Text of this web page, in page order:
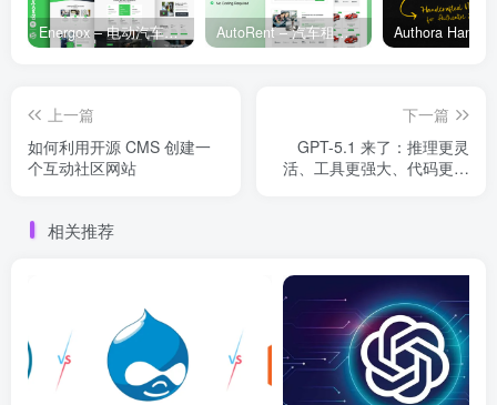
Energox – 电动汽车充电站 Elementor 模板套件 AutoRent – 汽车租赁服务 Elementor 模板套件
上一篇
如何利用开源 CMS 创建一
个互动社区网站
下一篇
GPT-5.1 来了：推理更灵
活、工具更强大、代码更可
相关推荐